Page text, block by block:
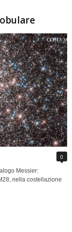
0
Messier:
nella costellazione